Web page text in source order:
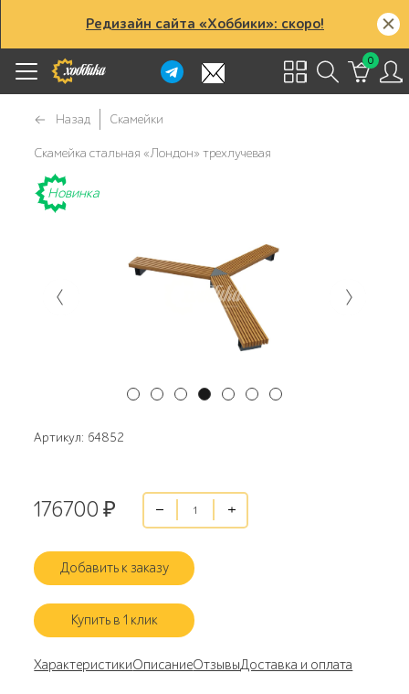
Редизайн сайта «Хоббики»: скоро!
0
Назад Скамейки
Скамейка стальная «Лондон» трехлучевая
Новинка
Артикул: 64852
176700 ₽
Добавить к заказу
Купить в 1 клик
ХарактеристикиОписаниеОтзывыДоставка и оплата